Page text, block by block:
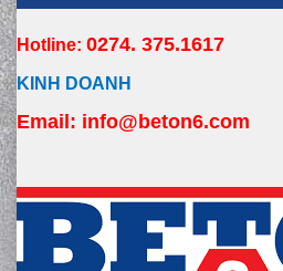
Hotline: 0274. 375.1617
KINH DOANH
Email: info@beton6.com